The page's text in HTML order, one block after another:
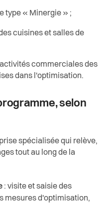
type « Minergie » ;
cuisines et salles de
commerciales des
dans l'optimisation.
selon
spécialisée qui relève,
tout au long de la
: visite et saisie des
mesures d'optimisation,